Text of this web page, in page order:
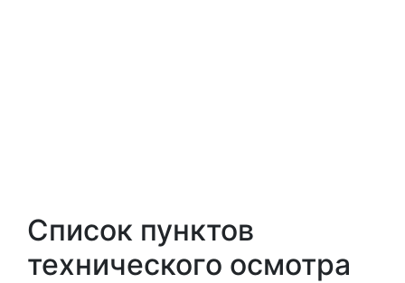
Список пунктов
технического осмотра